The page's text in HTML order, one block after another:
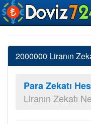
2000000 Liranın
Para Zekatı
Liranın Zekatı